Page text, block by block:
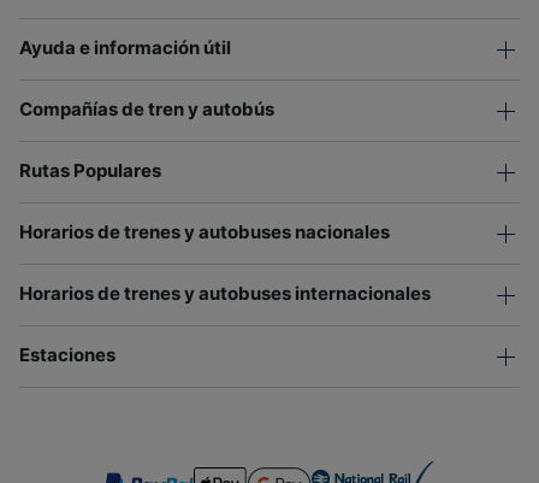
Ayuda e información útil
Compañías de tren y autobús
Rutas Populares
Horarios de trenes y autobuses nacionales
Horarios de trenes y autobuses internacionales
Estaciones